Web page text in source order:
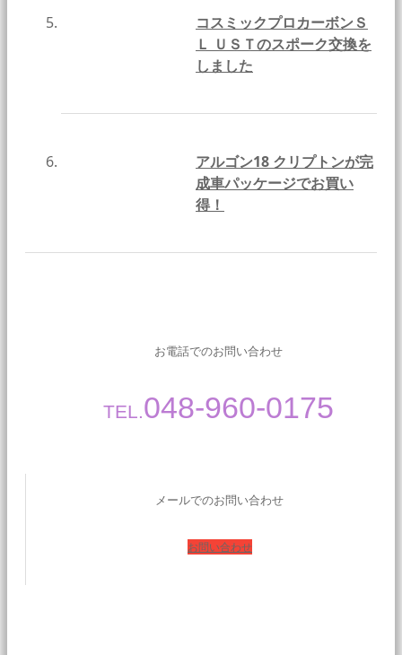
コスミックプロカーボンＳ
Ｌ ＵＳＴのスポーク交換を
しました
アルゴン18 クリプトンが完
成車パッケージでお買い
得！
お電話でのお問い合わせ
TEL.048-960-0175
メールでのお問い合わせ
お問い合わせ